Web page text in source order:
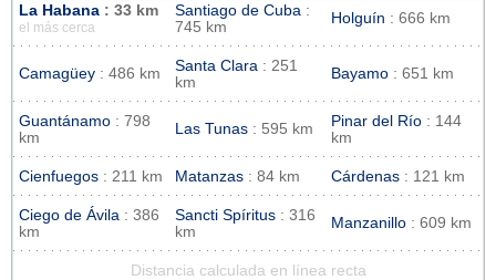
La Habana : 33 km
el más cerca
Santiago de Cuba :
745 km
Holguín : 666 km
Camagüey : 486 km Santa Clara : 251
km
Bayamo : 651 km
Guantánamo : 798
km
Las Tunas : 595 km Pinar del Río : 144
km
Cienfuegos : 211 km Matanzas : 84 km Cárdenas : 121 km
Ciego de Ávila : 386
km
Sancti Spíritus : 316
km
Manzanillo : 609 km
Distancia calculada en línea recta